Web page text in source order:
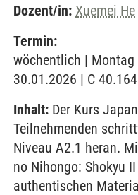
Dozent/in: Xuemei He
Termin:
wöchentlich |
30.01.2026 | C
Inhalt: Der Kurs
Teilnehmenden
Niveau A2.1 heran.
no Nihongo: Shokyu
authentischen